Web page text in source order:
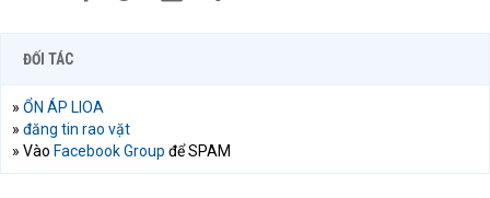
ĐỐI TÁC
» ỔN ÁP LIOA
» đăng tin rao vặt
» Vào Facebook Group để SPAM